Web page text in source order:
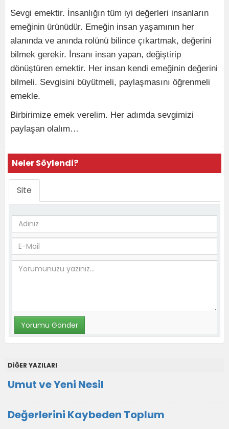
Sevgi emektir. İnsanlığın tüm iyi değerleri insanların
emeğinin ürünüdür. Emeğin insan yaşamının her
alanında ve anında rolünü bilince çıkartmak, değerini
bilmek gerekir. İnsanı insan yapan, değiştirip
dönüştüren emektir. Her insan kendi emeğinin değerini
bilmeli. Sevgisini büyütmeli, paylaşmasını öğrenmeli
emekle.
Birbirimize emek verelim. Her adımda sevgimizi
paylaşan olalım…
Neler Söylendi?
Site
DİĞER YAZILARI
Umut ve Yeni Nesil
Değerlerini Kaybeden Toplum